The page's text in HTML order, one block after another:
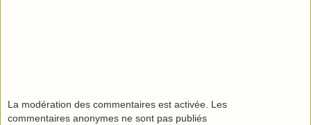
La modération des commentaires est activée. Les
commentaires anonymes ne sont pas publiés